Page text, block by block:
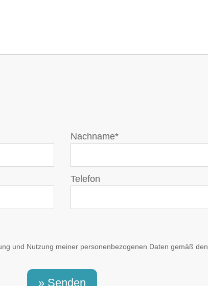
Nachname*
Telefon
und Nutzung meiner personenbezogenen Daten gemäß den